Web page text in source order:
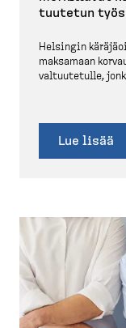
tuutetun
Helsingin
maksamaan
val­tuu­tetulle,
Lue lisää